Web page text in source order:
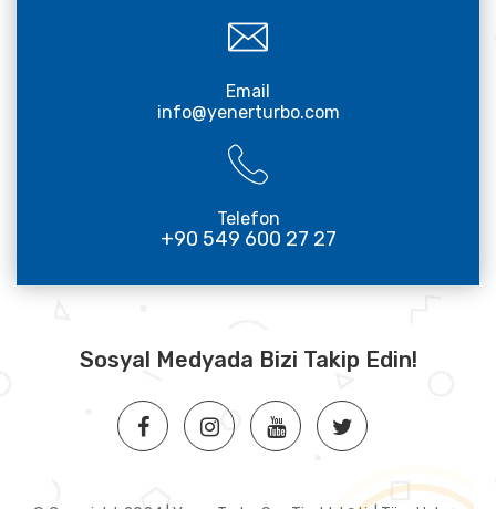
Email
info@yenerturbo.com
Telefon
+90 549 600 27 27
Sosyal Medyada Bizi Takip Edin!